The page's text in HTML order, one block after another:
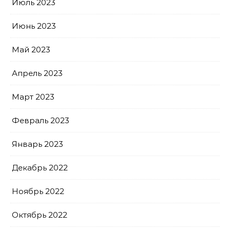
Июль 2023
Июнь 2023
Май 2023
Апрель 2023
Март 2023
Февраль 2023
Январь 2023
Декабрь 2022
Ноябрь 2022
Октябрь 2022